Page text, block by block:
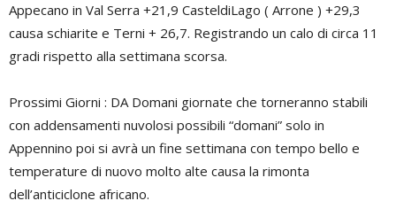
Appecano in Val Serra +21,9 CasteldiLago ( Arrone ) +29,3
causa schiarite e Terni + 26,7. Registrando un calo di circa 11
gradi rispetto alla settimana scorsa.
Prossimi Giorni : DA Domani giornate che torneranno stabili
con addensamenti nuvolosi possibili “domani” solo in
Appennino poi si avrà un fine settimana con tempo bello e
temperature di nuovo molto alte causa la rimonta
dell’anticiclone africano.